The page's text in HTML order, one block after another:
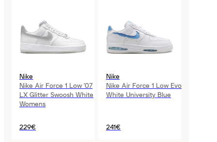
Nike
Nike Air Force 1 Low '07
LX Glitter Swoosh White
Womens
229€
Nike
Nike Air Force 1 Low Evo
White University Blue
241€